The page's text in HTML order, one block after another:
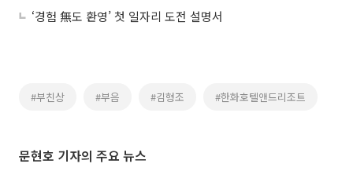
‘경험 無도 환영’ 첫 일자리 도전 설명서
#부친상 #부음 #김형조 #한화호텔앤드리조트
문현호 기자의 주요 뉴스